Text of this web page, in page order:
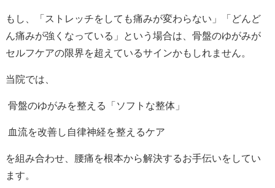
もし、「ストレッチをしても痛みが変わらない」「どんど
ん痛みが強くなっている」という場合は、 骨盤のゆがみが
セルフケアの限界を超えているサインかもしれません。
当院では、
骨盤のゆがみを整える「ソフトな整体」
血流を改善し自律神経を整えるケア
を組み合わせ、腰痛を根本から解決するお手伝いをしてい
ます。